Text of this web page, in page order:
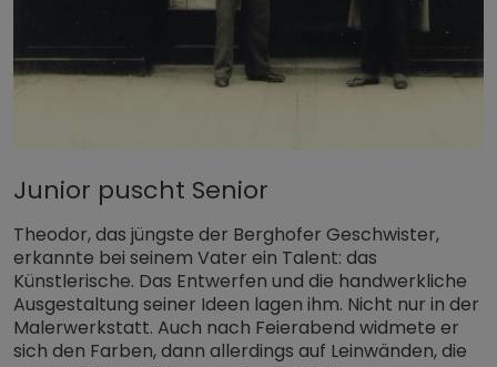
Junior puscht Senior
Theodor, das jüngste der Berghofer Geschwister,
erkannte bei seinem Vater ein Talent: das
Künstlerische. Das Entwerfen und die handwerkliche
Ausgestaltung seiner Ideen lagen ihm. Nicht nur in der
Malerwerkstatt. Auch nach Feierabend widmete er
sich den Farben, dann allerdings auf Leinwänden, die